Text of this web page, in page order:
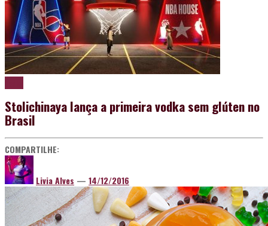
Stolichinaya lança a primeira vodka sem glúten no
Brasil
COMPARTILHE:
Livia Alves — 14/12/2016